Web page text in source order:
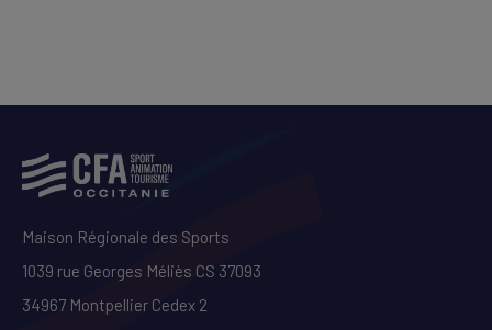
Maison Régionale des Sports
1039 rue Georges Méliès CS 37093
34967 Montpellier Cedex 2